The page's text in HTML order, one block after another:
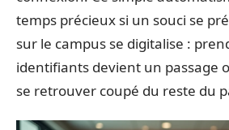
temps précieux si un souci se
sur le campus se digitalise :
identifiants devient un passage
se retrouver coupé du reste du